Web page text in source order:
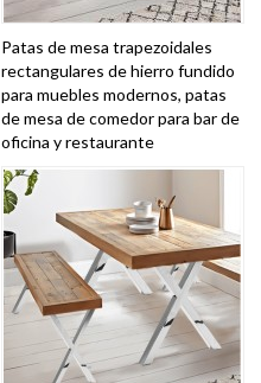
Patas de mesa trapezoidales
rectangulares de hierro fundido
para muebles modernos, patas
de mesa de comedor para bar de
oficina y restaurante